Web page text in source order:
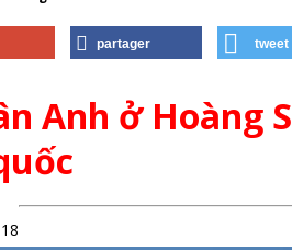
partager tweet
Anh ở Hoàng